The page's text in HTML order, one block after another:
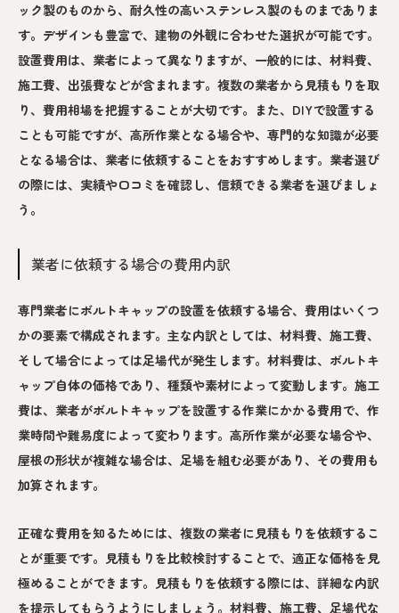
ック製のものから、耐久性の高いステンレス製のものまでありま
す。デザインも豊富で、建物の外観に合わせた選択が可能です。
設置費用は、業者によって異なりますが、一般的には、材料費、
施工費、出張費などが含まれます。複数の業者から見積もりを取
り、費用相場を把握することが大切です。また、DIYで設置する
ことも可能ですが、高所作業となる場合や、専門的な知識が必要
となる場合は、業者に依頼することをおすすめします。業者選び
の際には、実績や口コミを確認し、信頼できる業者を選びましょ
う。
業者に依頼する場合の費用内訳
専門業者にボルトキャップの設置を依頼する場合、費用はいくつ
かの要素で構成されます。主な内訳としては、材料費、施工費、
そして場合によっては足場代が発生します。材料費は、ボルトキ
ャップ自体の価格であり、種類や素材によって変動します。施工
費は、業者がボルトキャップを設置する作業にかかる費用で、作
業時間や難易度によって変わります。高所作業が必要な場合や、
屋根の形状が複雑な場合は、足場を組む必要があり、その費用も
加算されます。
正確な費用を知るためには、複数の業者に見積もりを依頼するこ
とが重要です。見積もりを比較検討することで、適正な価格を見
極めることができます。見積もりを依頼する際には、詳細な内訳
を提示してもらうようにしましょう。材料費、施工費、足場代な